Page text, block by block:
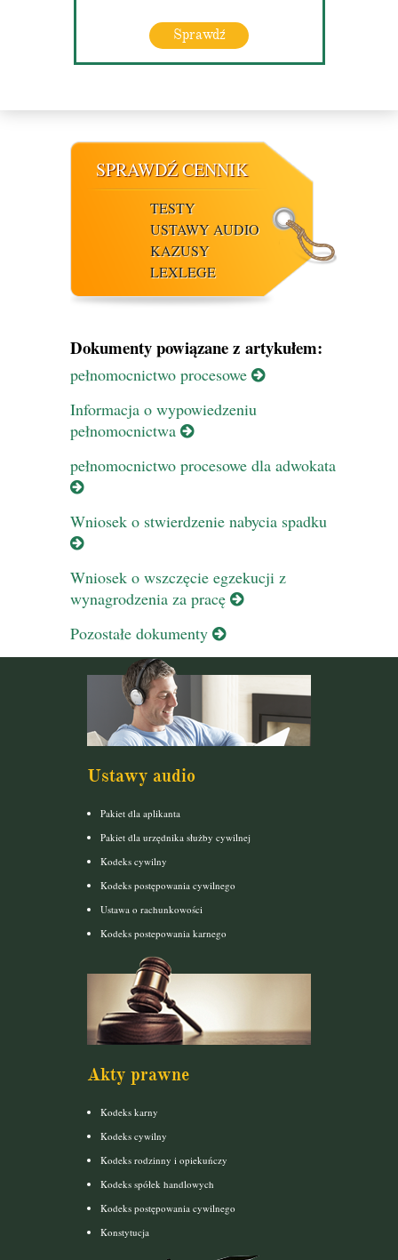
Sprawdź
SPRAWDŹ CENNIK
TESTY
USTAWY AUDIO
KAZUSY
LEXLEGE
Dokumenty powiązane z artykułem:
pełnomocnictwo procesowe
Informacja o wypowiedzeniu
pełnomocnictwa
pełnomocnictwo procesowe dla adwokata
Wniosek o stwierdzenie nabycia spadku
Wniosek o wszczęcie egzekucji z
wynagrodzenia za pracę
Pozostałe dokumenty
Ustawy audio
Pakiet dla aplikanta
Pakiet dla urzędnika służby cywilnej
Kodeks cywilny
Kodeks postępowania cywilnego
Ustawa o rachunkowości
Kodeks postepowania karnego
Akty prawne
Kodeks karny
Kodeks cywilny
Kodeks rodzinny i opiekuńczy
Kodeks spółek handlowych
Kodeks postępowania cywilnego
Konstytucja